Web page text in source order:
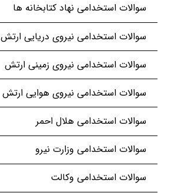
سوالات استخدامی نهاد کتابخانه ها
سوالات استخدامی نیروی دریایی ارتش
سوالات استخدامی نیروی زمینی ارتش
سوالات استخدامی نیروی هوایی ارتش
سوالات استخدامی هلال احمر
سوالات استخدامی وزارت نیرو
سوالات استخدامی وکالت